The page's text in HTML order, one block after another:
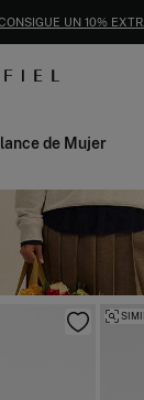
UN 10%
de Mujer